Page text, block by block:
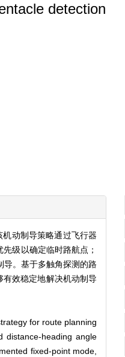
detection
动制导策略通过飞行器
级以确定临时路航点；
导。基于多触角探测的路
效稳定地解决机动制导
for route planning
distance-heading angle
fixed-point mode,